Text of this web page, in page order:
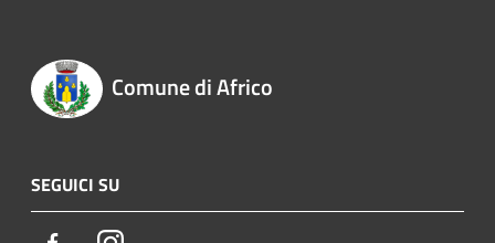
Comune di Africo
SEGUICI SU